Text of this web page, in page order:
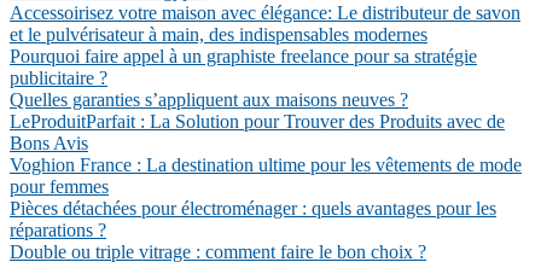
Accessoirisez votre maison avec élégance: Le distributeur de savon
et le pulvérisateur à main, des indispensables modernes
Pourquoi faire appel à un graphiste freelance pour sa stratégie
publicitaire ?
Quelles garanties s’appliquent aux maisons neuves ?
LeProduitParfait : La Solution pour Trouver des Produits avec de
Bons Avis
Voghion France : La destination ultime pour les vêtements de mode
pour femmes
Pièces détachées pour électroménager : quels avantages pour les
réparations ?
Double ou triple vitrage : comment faire le bon choix ?